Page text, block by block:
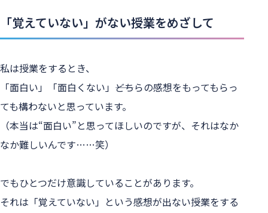
「覚えていない」がない授業をめざして
私は授業をするとき、
「面白い」「面白くない」――どちらの感想をもってもらっ
ても構わないと思っています。
（本当は“面白い”と思ってほしいのですが、それはなか
なか難しいんです……笑）
でもひとつだけ意識していることがあります。
それは「覚えていない」という感想が出ない授業をする